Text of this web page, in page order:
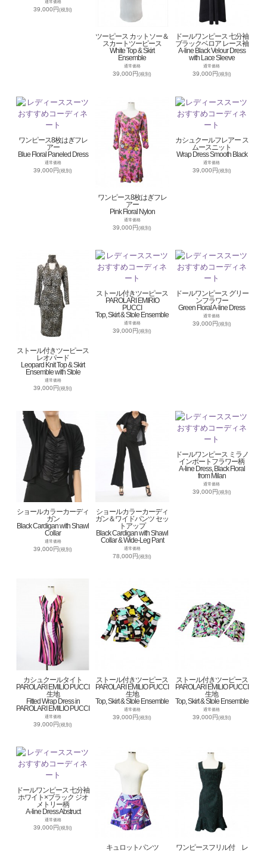
通常価格
39,000円(税別)
ツーピース カットソー＆
スカートツーピース
White Top & Skirt
Ensemble
通常価格
39,000円(税別)
ドールワンピース 七分袖
ブラックベロア レース袖
A-line Black Velour Dress
with Lace Sleeve
通常価格
39,000円(税別)
ワンピース8枚はぎフレ
アー
Blue Floral Paneled Dress
通常価格
39,000円(税別)
ワンピース8枚はぎフレ
アー
Pink Floral Nylon
通常価格
39,000円(税別)
カシュクールフレアー ス
ムースニット
Wrap Dress Smooth Black
通常価格
39,000円(税別)
ストール付きツーピース
レオパード
Leopard Knit Top & Skirt
Ensemble with Stole
通常価格
39,000円(税別)
ストール付きツーピース
PAROLARI EMIRIO
PUCCI
Top, Skirt & Stole Ensemble
通常価格
39,000円(税別)
ドールワンピース グリー
ンフラワー
Green Floral A-line Dress
通常価格
39,000円(税別)
ショールカラーカーディ
ガン
Black Cardigan with Shawl
Collar
通常価格
39,000円(税別)
ショールカラーカーディ
ガン＆ワイドパンツ セッ
トアップ
Black Cardigan with Shawl
Collar & Wide-Leg Pant
通常価格
78,000円(税別)
ドールワンピース ミラノ
インポートフラワー柄
A-line Dress, Black Floral
from Milan
通常価格
39,000円(税別)
カシュクールタイト
PAROLARI EMILIO PUCCI
生地
Fitted Wrap Dress in
PAROLARI EMILIO PUCCI
通常価格
39,000円(税別)
ストール付きツーピース
PAROLARI EMILIO PUCCI
生地
Top, Skirt & Stole Ensemble
通常価格
39,000円(税別)
ストール付きツーピース
PAROLARI EMILIO PUCCI
生地
Top, Skirt & Stole Ensemble
通常価格
39,000円(税別)
ドールワンピース 七分袖
ホワイト×ブラック ジオ
メトリー柄
A-line Dress Abstruct
通常価格
39,000円(税別)
キュロットパンツ
ワンピースフリル付 レ